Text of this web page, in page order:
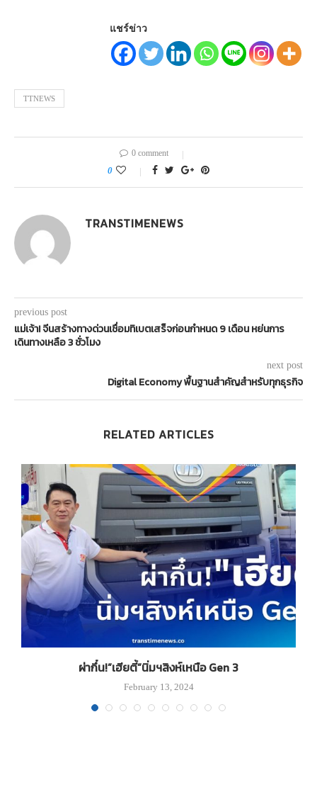
แชร์ข่าว
TTNEWS
0 comment
0
TRANSTIMENEWS
previous post
แม่เจ้า! จีนสร้างทางด่วนเชื่อมทิเบตเสร็จก่อนกำหนด 9 เดือน หย่นการ
เดินทางเหลือ 3 ชั่วโมง
next post
Digital Economy พื้นฐานสำคัญสำหรับทุกธุรกิจ
RELATED ARTICLES
ผ่ากึ๋น!”เฮียตี้”นิ่มฯสิงห์เหนือ Gen 3
February 13, 2024